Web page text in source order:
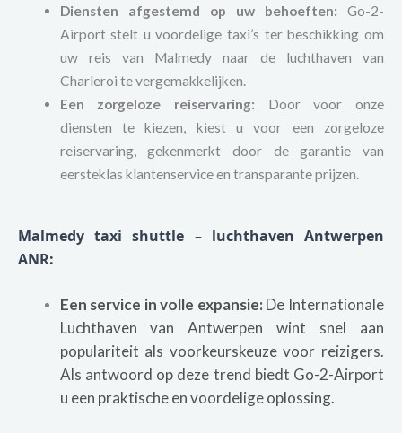
Diensten afgestemd op uw behoeften: Go-2-
Airport stelt u voordelige taxi’s ter beschikking om
uw reis van Malmedy naar de luchthaven van
Charleroi te vergemakkelijken.
Een zorgeloze reiservaring: Door voor onze
diensten te kiezen, kiest u voor een zorgeloze
reiservaring, gekenmerkt door de garantie van
eersteklas klantenservice en transparante prijzen.
Malmedy taxi shuttle – luchthaven Antwerpen
ANR:
Een service in volle expansie: De Internationale
Luchthaven van Antwerpen wint snel aan
populariteit als voorkeurskeuze voor reizigers.
Als antwoord op deze trend biedt Go-2-Airport
u een praktische en voordelige oplossing.